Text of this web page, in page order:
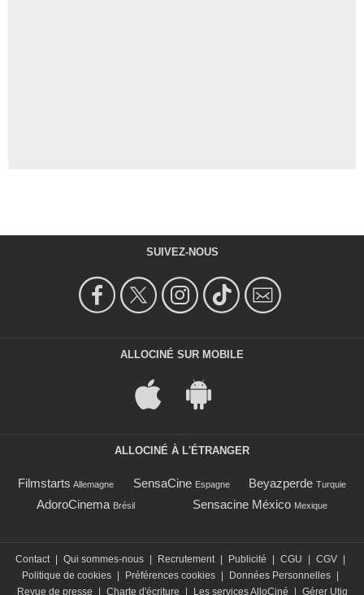
SUIVEZ-NOUS
ALLOCINÉ SUR MOBILE
ALLOCINÉ À L'ÉTRANGER
Filmstarts Allemagne SensaCine Espagne Beyazperde Turquie
AdoroCinema Brésil Sensacine México Mexique
Contact Qui sommes-nous Recrutement Publicité CGU CGV
Politique de cookies
Préférences cookies Données Personnelles
Revue de presse
Charte d'écriture Les services AlloCiné Gérer Utiq